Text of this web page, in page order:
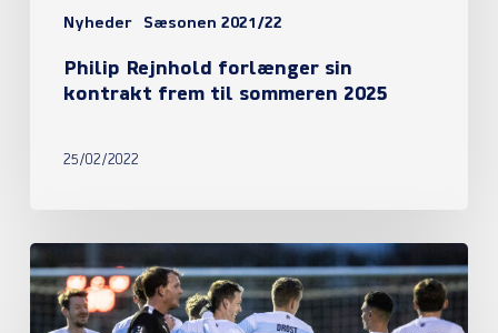
Nyheder Sæsonen 2021/22
Philip Rejnhold forlænger sin
kontrakt frem til sommeren 2025
25/02/2022
Sejr
til